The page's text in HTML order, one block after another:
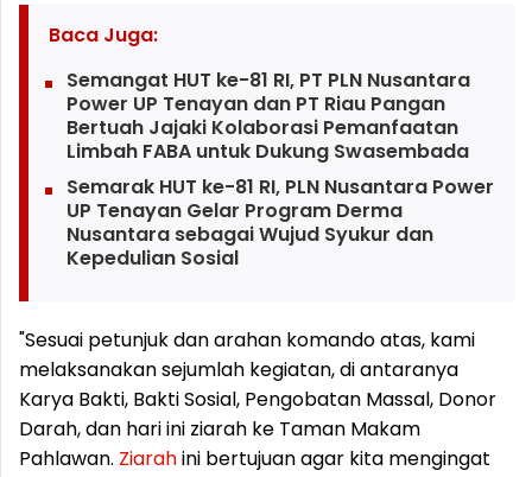
Baca Juga:
Semangat HUT ke-81 RI, PT PLN Nusantara
Power UP Tenayan dan PT Riau Pangan
Bertuah Jajaki Kolaborasi Pemanfaatan
Limbah FABA untuk Dukung Swasembada
Semarak HUT ke-81 RI, PLN Nusantara Power
UP Tenayan Gelar Program Derma
Nusantara sebagai Wujud Syukur dan
Kepedulian Sosial
"Sesuai petunjuk dan arahan komando atas, kami
melaksanakan sejumlah kegiatan, di antaranya
Karya Bakti, Bakti Sosial, Pengobatan Massal, Donor
Darah, dan hari ini ziarah ke Taman Makam
Pahlawan. Ziarahini bertujuan agar kita mengingat